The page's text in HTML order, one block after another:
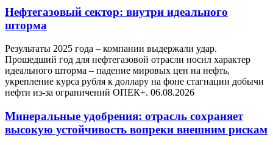
Нефтегазовый сектор: внутри идеального
шторма
Результаты 2025 года – компании выдержали удар.
Прошедший год для нефтегазовой отрасли носил характер
идеального шторма – падение мировых цен на нефть,
укрепление курса рубля к доллару на фоне стагнации добычи
нефти из-за ограничений ОПЕК+. 06.08.2026
Минеральные удобрения: отрасль сохраняет
высокую устойчивость вопреки внешним рискам